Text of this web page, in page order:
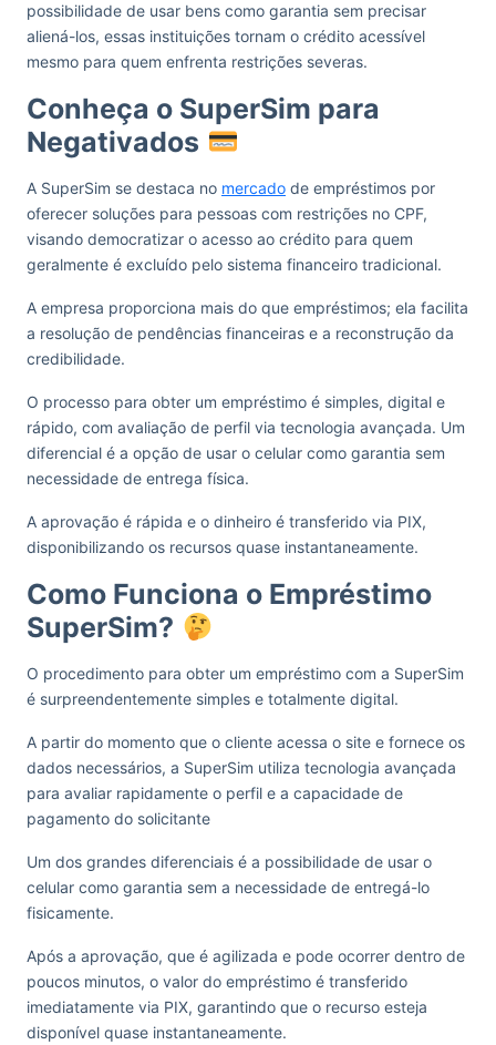
possibilidade de usar bens como garantia sem precisar
aliená-los, essas instituições tornam o crédito acessível
mesmo para quem enfrenta restrições severas.
Conheça o SuperSim para
Negativados
A SuperSim se destaca no mercado de empréstimos por
oferecer soluções para pessoas com restrições no CPF,
visando democratizar o acesso ao crédito para quem
geralmente é excluído pelo sistema financeiro tradicional.
A empresa proporciona mais do que empréstimos; ela facilita
a resolução de pendências financeiras e a reconstrução da
credibilidade.
O processo para obter um empréstimo é simples, digital e
rápido, com avaliação de perfil via tecnologia avançada. Um
diferencial é a opção de usar o celular como garantia sem
necessidade de entrega física.
A aprovação é rápida e o dinheiro é transferido via PIX,
disponibilizando os recursos quase instantaneamente.
Como Funciona o Empréstimo
SuperSim?
O procedimento para obter um empréstimo com a SuperSim
é surpreendentemente simples e totalmente digital.
A partir do momento que o cliente acessa o site e fornece os
dados necessários, a SuperSim utiliza tecnologia avançada
para avaliar rapidamente o perfil e a capacidade de
pagamento do solicitante
Um dos grandes diferenciais é a possibilidade de usar o
celular como garantia sem a necessidade de entregá-lo
fisicamente.
Após a aprovação, que é agilizada e pode ocorrer dentro de
poucos minutos, o valor do empréstimo é transferido
imediatamente via PIX, garantindo que o recurso esteja
disponível quase instantaneamente.